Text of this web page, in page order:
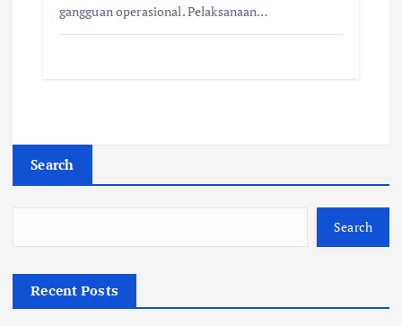
gangguan operasional. Pelaksanaan…
Search
Search
Recent Posts